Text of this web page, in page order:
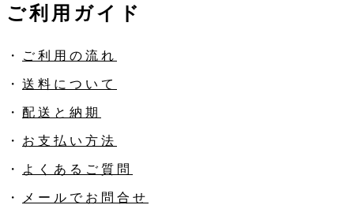
ご利用ガイド
・ ご利用の流れ
・ 送料について
・ 配送と納期
・ お支払い方法
・ よくあるご質問
・ メールでお問合せ